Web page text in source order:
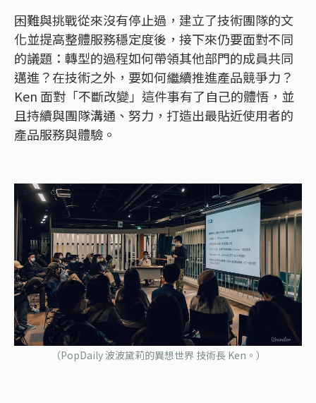
困難與挑戰從來沒有停止過，建立了技術團隊的文
化並提高整體服務穩定度後，接下來仍要面對不同
的議題：轉型的過程如何帶領其他部門的成員共同
邁進？在技術之外，要如何繼續推進產品競爭力？
Ken 面對「不斷改變」這件事有了自己的體悟，並
且持續與團隊溝通、努力，打造出最貼近使用者的
產品服務與體驗。
（PopDaily 波波黛莉的異想世界 技術長 Ken。）